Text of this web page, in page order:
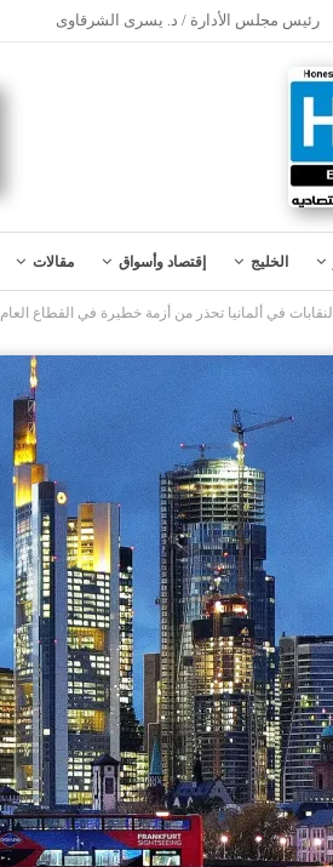
رئيس مجلس الأدارة / د. يسرى الشرقاوى
الخليج إقتصاد وأسواق مقالات
النقابات في ألمانيا تحذر من أزمة خطيرة في القطاع العام